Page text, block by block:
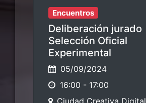
Encuentros
Deliberación jurado
Selección Oficial
Experimental
05/09/2024
16:00 - 17:00
Ciudad Creativa Digital